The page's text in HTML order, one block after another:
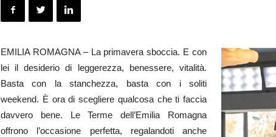
EMILIA ROMAGNA – La primavera sboccia. E con
lei il desiderio di leggerezza, benessere, vitalità.
Basta con la stanchezza, basta con i soliti
weekend. È ora di scegliere qualcosa che ti faccia
davvero bene. Le Terme dell’Emilia Romagna
offrono l’occasione perfetta, regalandoti anche